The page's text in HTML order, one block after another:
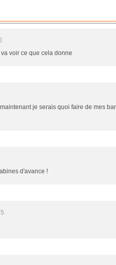
voir ce que cela donne
je serais quoi faire de mes
d'avance !